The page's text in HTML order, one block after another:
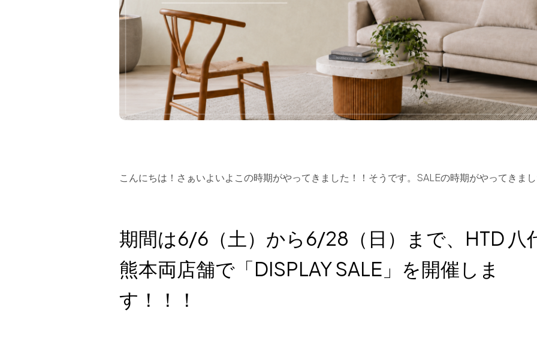
こんにちは！さぁいよいよこの時期がやってきました！！そうです。SALEの時期がやってきまし
期間は6/6（土）から6/28（日）まで、HTD 八
熊本両店舗で「DISPLAY SALE」を開催しま
す！！！